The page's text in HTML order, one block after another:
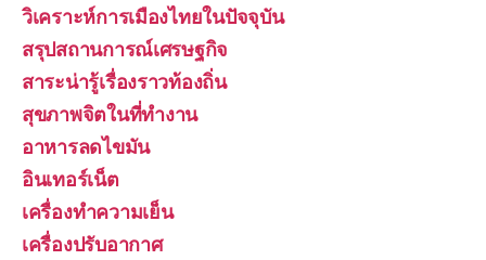
วิเคราะห์การเมืองไทยในปัจจุบัน
สรุปสถานการณ์เศรษฐกิจ
สาระน่ารู้เรื่องราวท้องถิ่น
สุขภาพจิตในที่ทำงาน
อาหารลดไขมัน
อินเทอร์เน็ต
เครื่องทำความเย็น
เครื่องปรับอากาศ